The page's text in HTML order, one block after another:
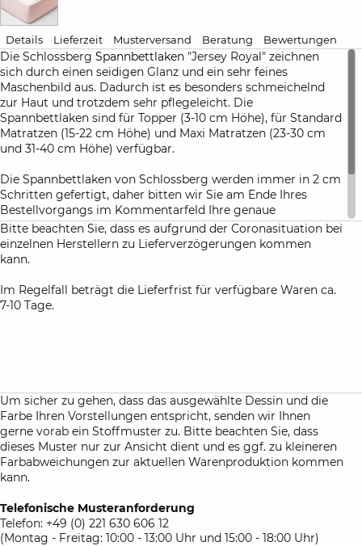
Details Lieferzeit Musterversand Beratung Bewertungen
Die Schlossberg Spannbettlaken "Jersey Royal" zeichnen
sich durch einen seidigen Glanz und ein sehr feines
Maschenbild aus. Dadurch ist es besonders schmeichelnd
zur Haut und trotzdem sehr pflegeleicht. Die
Spannbettlaken sind für Topper (3-10 cm Höhe), für Standard
Matratzen (15-22 cm Höhe) und Maxi Matratzen (23-30 cm
und 31-40 cm Höhe) verfügbar.
Die Spannbettlaken von Schlossberg werden immer in 2 cm
Schritten gefertigt, daher bitten wir Sie am Ende Ihres
Bestellvorgangs im Kommentarfeld Ihre genaue
Matratzenhöhe anzugeben. Damit haben Sie die Gewähr,
dass die Spannbettlaken nach dem ersten Waschen perfekt
Ihre Matratze umhüllen.
Bitte beachten Sie, dass es aufgrund der Coronasituation bei
einzelnen Herstellern zu Lieferverzögerungen kommen
kann.
Im Regelfall beträgt die Lieferfrist für verfügbare Waren ca.
7-10 Tage.
Um sicher zu gehen, dass das ausgewählte Dessin und die
Farbe Ihren Vorstellungen entspricht, senden wir Ihnen
gerne vorab ein Stoffmuster zu. Bitte beachten Sie, dass
dieses Muster nur zur Ansicht dient und es ggf. zu kleineren
Farbabweichungen zur aktuellen Warenproduktion kommen
kann.
Telefonische Musteranforderung
Telefon: +49 (0) 221 630 606 12
(Montag - Freitag: 10:00 - 13:00 Uhr und 15:00 - 18:00 Uhr)